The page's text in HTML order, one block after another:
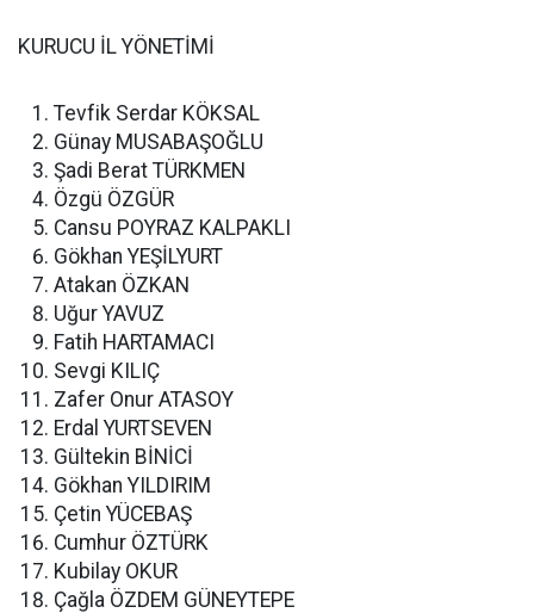
KURUCU İL YÖNETİMİ
Tevfik Serdar KÖKSAL
Günay MUSABAŞOĞLU
Şadi Berat TÜRKMEN
Özgü ÖZGÜR
Cansu POYRAZ KALPAKLI
Gökhan YEŞİLYURT
Atakan ÖZKAN
Uğur YAVUZ
Fatih HARTAMACI
Sevgi KILIÇ
Zafer Onur ATASOY
Erdal YURTSEVEN
Gültekin BİNİCİ
Gökhan YILDIRIM
Çetin YÜCEBAŞ
Cumhur ÖZTÜRK
Kubilay OKUR
Çağla ÖZDEM GÜNEYTEPE